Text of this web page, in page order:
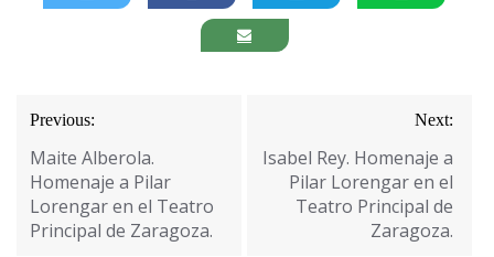
Navegación
de
entradas
Previous:
Maite Alberola.
Homenaje a Pilar
Lorengar en el Teatro
Principal de Zaragoza.
Next:
Isabel Rey. Homenaje a
Pilar Lorengar en el
Teatro Principal de
Zaragoza.